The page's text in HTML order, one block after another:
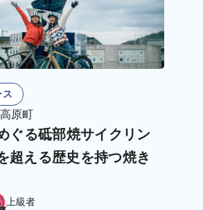
ス
原町
ぐる砥部焼サイクリン
超える歴史を持つ焼き
上級者